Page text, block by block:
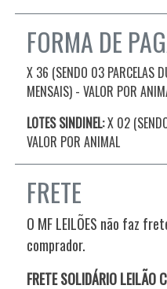
FORMA DE
X 36 (SENDO 03 PARCELAS
MENSAIS) - VALOR POR
LOTES SINDINEL:X 02
VALOR POR ANIMAL
FRETE
O MF LEILÕES não faz
comprador.
FRETE SOLIDÁRIO LEILÃO